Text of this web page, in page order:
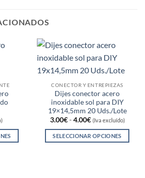
CONECTOR Y ENTREPIEZAS
Dijes conector acero
inoxidable sol para DIY
19×14,5mm 20 Uds./Lote
3.00€ - 4.00€Rango
de
precios:
desde
(Iva excluído)
SELECCIONAR OPCIONES